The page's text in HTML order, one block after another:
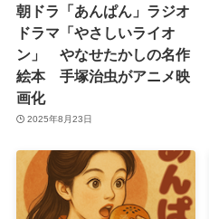
朝ドラ「あんぱん」ラジオ
ドラマ「やさしいライオ
ン」 やなせたかしの名作
絵本 手塚治虫がアニメ映
画化
2025年8月23日